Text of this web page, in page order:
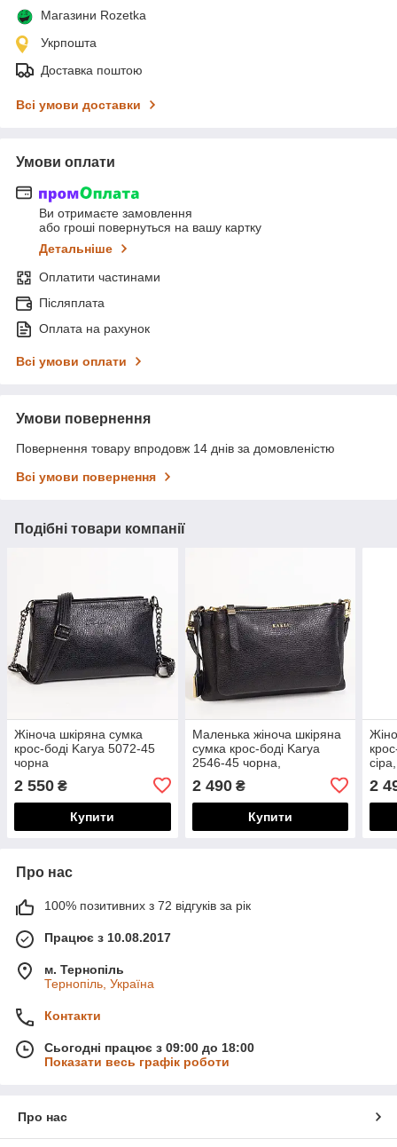
Магазини Rozetka
Укрпошта
Доставка поштою
Всі умови доставки
Умови оплати
Ви отримаєте замовлення
або гроші повернуться на вашу картку
Детальніше
Оплатити частинами
Післяплата
Оплата на рахунок
Всі умови оплати
Умови повернення
Повернення товару впродовж 14 днів за домовленістю
Всі умови повернення
Подібні товари компанії
Жіноча шкіряна сумка
крос-боді Karya 5072-45
чорна
2 550 ₴
Купити
Маленька жіноча шкіряна
сумка крос-боді Karya
2546-45 чорна,
2 490₴
Купити
2
Про нас
100% позитивних з 72 відгуків за рік
Працює з 10.08.2017
м. Тернопіль
Тернопіль, Україна
Контакти
Сьогодні працює з 09:00 до 18:00
Показати весь графік роботи
Про нас